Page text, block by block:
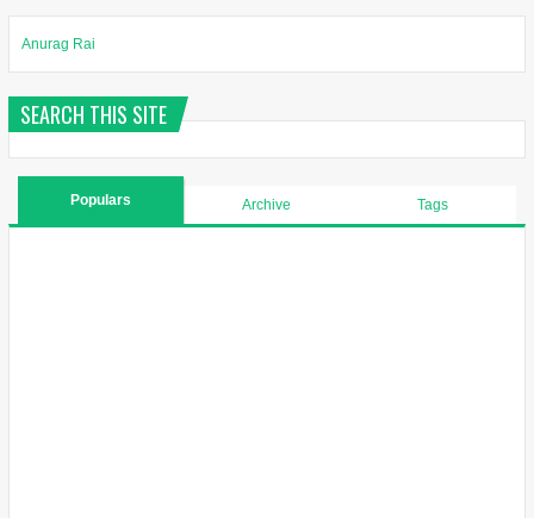
Anurag Rai
SEARCH THIS SITE
Populars Archive Tags